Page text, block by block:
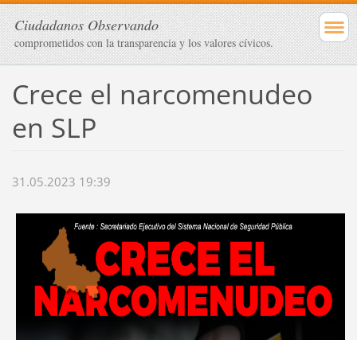
Ciudadanos Observando
comprometidos con la transparencia y los valores cívicos.
Crece el narcomenudeo
en SLP
31.05.2023 19:39